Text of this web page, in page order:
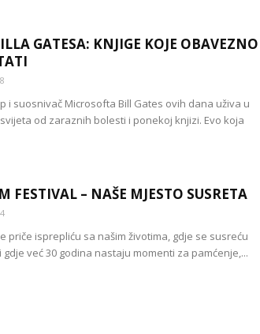
GATESA: KNJIGE KOJE OBAVEZNO
i suosnivač Microsofta Bill Gates ovih dana uživa u
od zaraznih bolesti i ponekoj knjizi. Evo koja
FESTIVAL – NAŠE MJESTO SUSRETA
priče isprepliću sa našim životima, gdje se susreću
već 30 godina nastaju momenti za pamćenje,...